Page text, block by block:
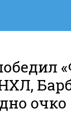
очко